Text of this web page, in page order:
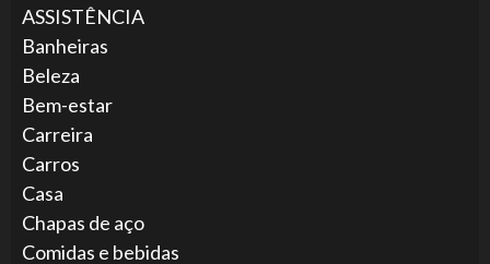
ASSISTÊNCIA
Banheiras
Beleza
Bem-estar
Carreira
Carros
Casa
Chapas de aço
Comidas e bebidas